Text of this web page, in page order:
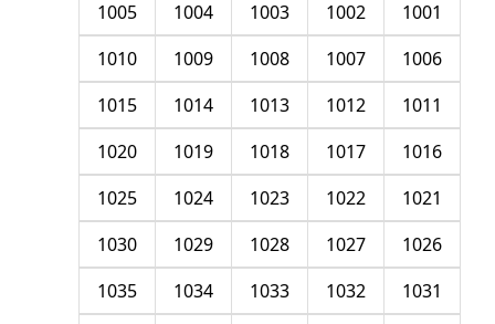
1001
1002
1003
1004
1005
1006
1007
1008
1009
1010
1011
1012
1013
1014
1015
1016
1017
1018
1019
1020
1021
1022
1023
1024
1025
1026
1027
1028
1029
1030
1031
1032
1033
1034
1035